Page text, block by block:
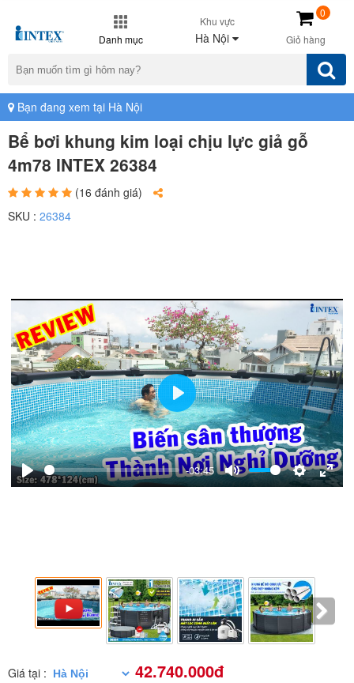
Danh mục
Khu vực
Hà Nội Giỏ hàng
0
Bạn đang xem tại Hà Nội
Bể bơi khung kim loại chịu lực giả gỗ
4m78 INTEX 26384
(16 đánh giá)
SKU : 26384
Play
-03:45
Mute Settings
Enter
Play
Giá tại : 42.740.000đ